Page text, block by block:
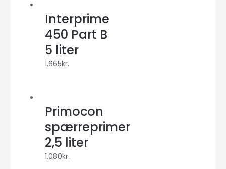
Interprime
450 Part B
5 liter
1.665kr.
Primocon
spærreprimer
2,5 liter
1.080kr.